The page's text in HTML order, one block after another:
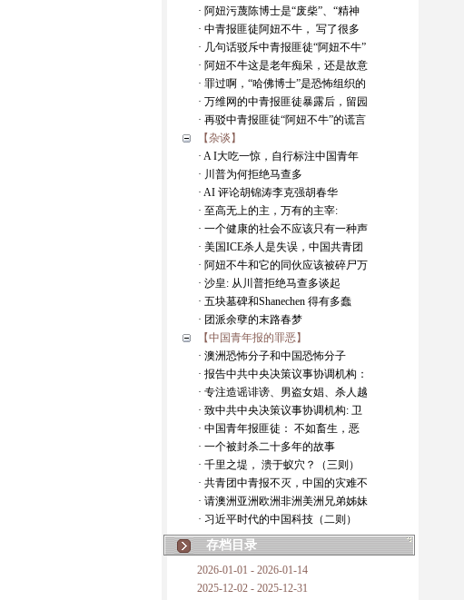
· 阿妞污蔑陈博士是“废柴”、“精神
· 中青报匪徒阿妞不牛， 写了很多
· 几句话驳斥中青报匪徒“阿妞不牛”
· 阿妞不牛这是老年痴呆，还是故意
· 罪过啊，“哈佛博士”是恐怖组织的
· 万维网的中青报匪徒暴露后，留园
· 再驳中青报匪徒“阿妞不牛”的谎言
【杂谈】
· A I大吃一惊，自行标注中国青年
· 川普为何拒绝马查多
· AI 评论胡锦涛李克强胡春华
· 至高无上的主，万有的主宰:
· 一个健康的社会不应该只有一种声
· 美国ICE杀人是失误，中国共青团
· 阿妞不牛和它的同伙应该被碎尸万
· 沙皇: 从川普拒绝马查多谈起
· 五块墓碑和Shanechen 得有多蠢
· 团派余孽的末路春梦
【中国青年报的罪恶】
· 澳洲恐怖分子和中国恐怖分子
· 报告中共中央决策议事协调机构：
· 专注造谣诽谤、男盗女娼、杀人越
· 致中共中央决策议事协调机构: 卫
· 中国青年报匪徒： 不如畜生，恶
· 一个被封杀二十多年的故事
· 千里之堤， 溃于蚁穴？（三则）
· 共青团中青报不灭，中国的灾难不
· 请澳洲亚洲欧洲非洲美洲兄弟姊妹
· 习近平时代的中国科技（二则）
存档目录
2026-01-01 - 2026-01-14
2025-12-02 - 2025-12-31